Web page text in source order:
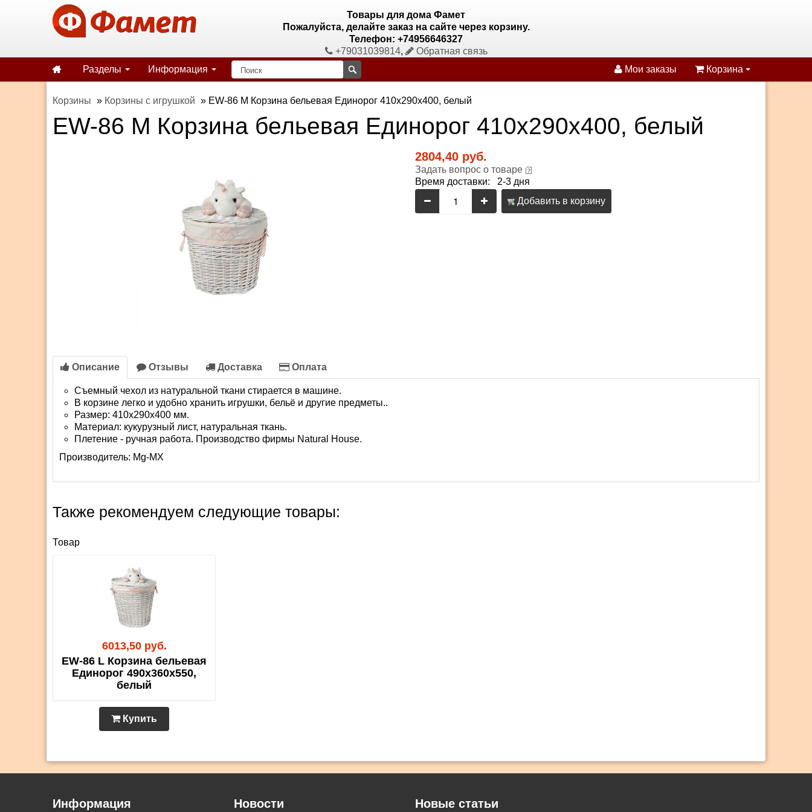
Товары для дома Фамет
Пожалуйста, делайте заказ на сайте через корзину.
Телефон: +74956646327
+79031039814,
Обратная связь
Разделы
Информация Мои заказы Корзина
Корзины » Корзины с игрушкой » EW-86 M Корзина бельевая Единорог 410х290х400, белый
EW-86 M Корзина бельевая Единорог 410х290х400, белый
2804,40 руб.
Задать вопрос о товаре
Время доставки: 2-3 дня
Добавить в корзину
Описание Отзывы Доставка Оплата
Съемный чехол из натуральной ткани стирается в машине.
В корзине легко и удобно хранить игрушки, бельё и другие предметы..
Размер: 410х290х400 мм.
Материал: кукурузный лист, натуральная ткань.
Плетение - ручная работа. Производство фирмы Natural House.
Производитель: Mg-MX
Также рекомендуем следующие товары:
Товар
6013,50 руб.
EW-86 L Корзина бельевая
Единорог 490х360х550,
белый
Купить
Информация Новости Новые статьи